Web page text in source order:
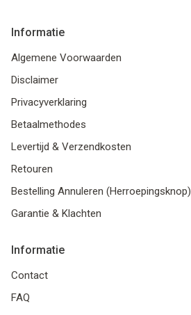
Informatie
Algemene Voorwaarden
Disclaimer
Privacyverklaring
Betaalmethodes
Levertijd & Verzendkosten
Retouren
Bestelling Annuleren (Herroepingsknop)
Garantie & Klachten
Informatie
Contact
FAQ